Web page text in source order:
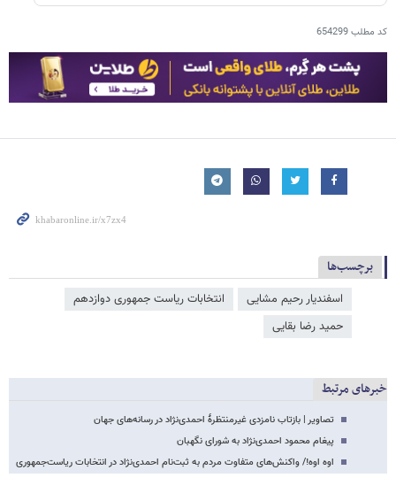
کد مطلب654299
برچسب‌ها
اسفندیار رحیم مشایی
انتخابات ریاست جمهوری دوازدهم
حمید رضا بقایی
خبرهای مرتبط
تصاویر | بازتاب نامزدی غیرمنتظرۀ احمدی‌نژاد در رسانه‌های جهان
پیغام محمود احمدی‌نژاد به شورای نگهبان
اوه اوه!/ واکنش‌های متفاوت مردم به ثبت‌نام احمدی‌نژاد در انتخابات ریاست‌جمهوری